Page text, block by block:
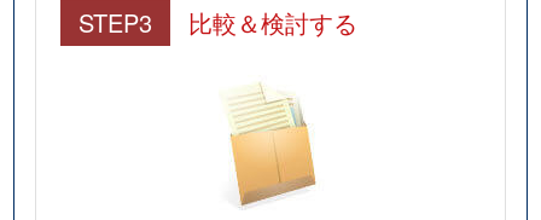
STEP3 比較＆検討する